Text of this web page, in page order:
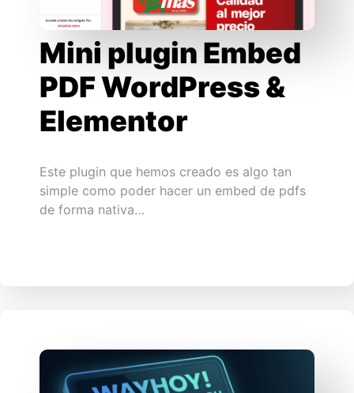
Mini plugin Embed
PDF WordPress &
Elementor
Este plugin que hemos creado es algo tan
simple como poder hacer un embed de pdfs
de forma nativa…